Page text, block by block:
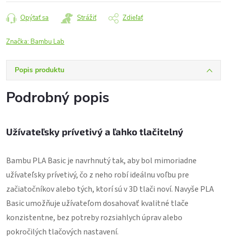
Opýtať sa Strážiť Zdieľať
Značka: Bambu Lab
Popis produktu
Podrobný popis
Užívateľsky prívetivý a ľahko tlačitelný
Bambu PLA Basic je navrhnutý tak, aby bol mimoriadne
užívateľsky prívetivý, čo z neho robí ideálnu voľbu pre
začiatočníkov alebo tých, ktorí sú v 3D tlači noví. Navyše PLA
Basic umožňuje užívateľom dosahovať kvalitné tlače
konzistentne, bez potreby rozsiahlych úprav alebo
pokročilých tlačových nastavení.